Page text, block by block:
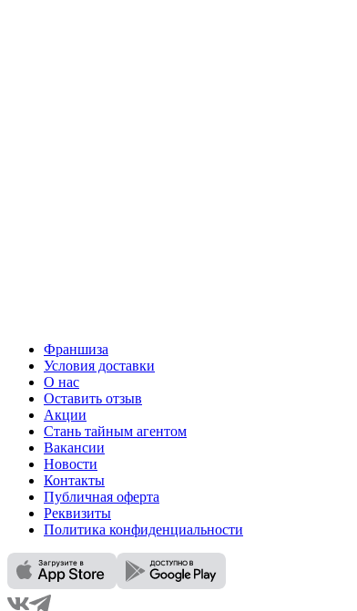
Франшиза
Условия доставки
О нас
Оставить отзыв
Акции
Стань тайным агентом
Вакансии
Новости
Контакты
Публичная оферта
Реквизиты
Политика конфиденциальности